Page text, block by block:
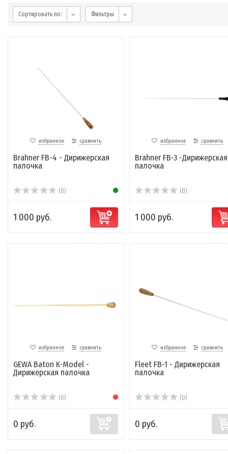
Сортировать по: Фильтры
избранное сравнить
Brahner FB-4 - Дирижерская
палочка
(0)
1 000 руб.
избранное сравнить
Brahner FB-3 -Дирижерская
палочка
(0)
1 000 руб.
избранное сравнить
GEWA Baton K-Model -
Дирижерская палочка
(0)
0 руб.
избранное сравнить
Fleet FB-1 - Дирижерская
палочка
(0)
0 руб.